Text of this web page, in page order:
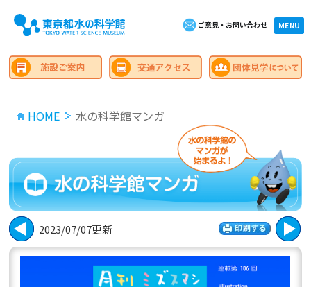
ご意見・お問い合わせ MENU
×close
HOME 水の科学館マンガ
2023/07/07更新